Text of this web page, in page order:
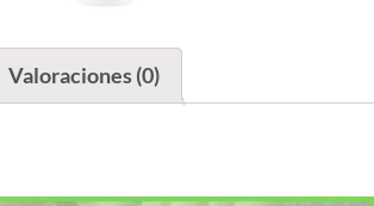
Valoraciones (0)